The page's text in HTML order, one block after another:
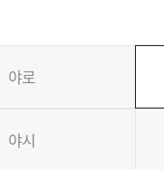
야로
야시